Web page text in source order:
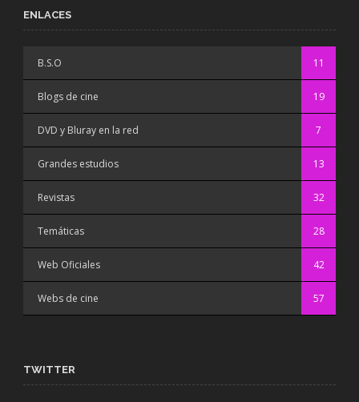
ENLACES
B.S.O 11
Blogs de cine 19
DVD y Bluray en la red 7
Grandes estudios 13
Revistas 32
Temáticas 28
Web Oficiales 42
Webs de cine 57
TWITTER